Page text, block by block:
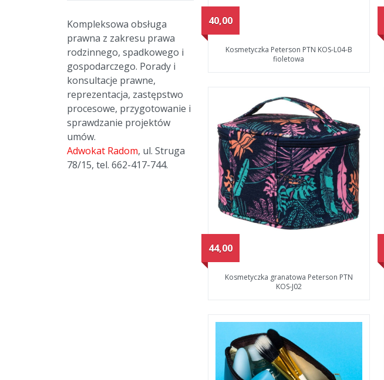
Kompleksowa obsługa
prawna z zakresu prawa
rodzinnego, spadkowego i
gospodarczego. Porady i
konsultacje prawne,
reprezentacja, zastępstwo
procesowe, przygotowanie i
sprawdzanie projektów
umów.
Adwokat Radom, ul. Struga
78/15, tel. 662-417-744.
40,00
Kosmetyczka Peterson PTN KOS-L04-B
fioletowa
44,00
Kosmetyczka granatowa Peterson PTN
KOS-J02